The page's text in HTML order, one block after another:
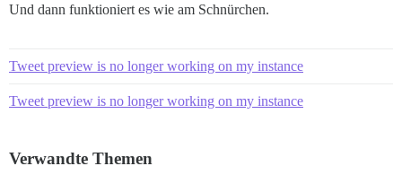
Und dann funktioniert es wie am Schnürchen.
Tweet preview is no longer working on my instance
Tweet preview is no longer working on my instance
Verwandte Themen